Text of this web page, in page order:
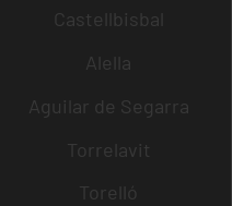
Castellbisbal
Alella
Aguilar de Segarra
Torrelavit
Torelló